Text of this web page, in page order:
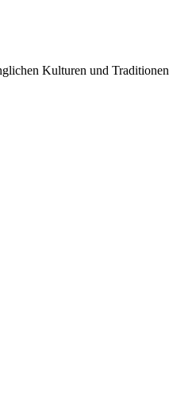
Kulturen und Traditionen